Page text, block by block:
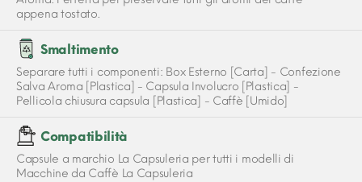
appena tostato.
Smaltimento
Separare tutti i componenti: Box Esterno [Carta] - Confezione
Salva Aroma [Plastica] - Capsula Involucro [Plastica] -
Pellicola chiusura capsula [Plastica] - Caffè [Umido]
Compatibilità
Capsule a marchio La Capsuleria per tutti i modelli di
Macchine da Caffè La Capsuleria